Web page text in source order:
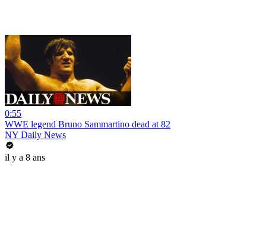
0:55
WWE legend Bruno Sammartino dead at 82
NY Daily News
il y a 8 ans